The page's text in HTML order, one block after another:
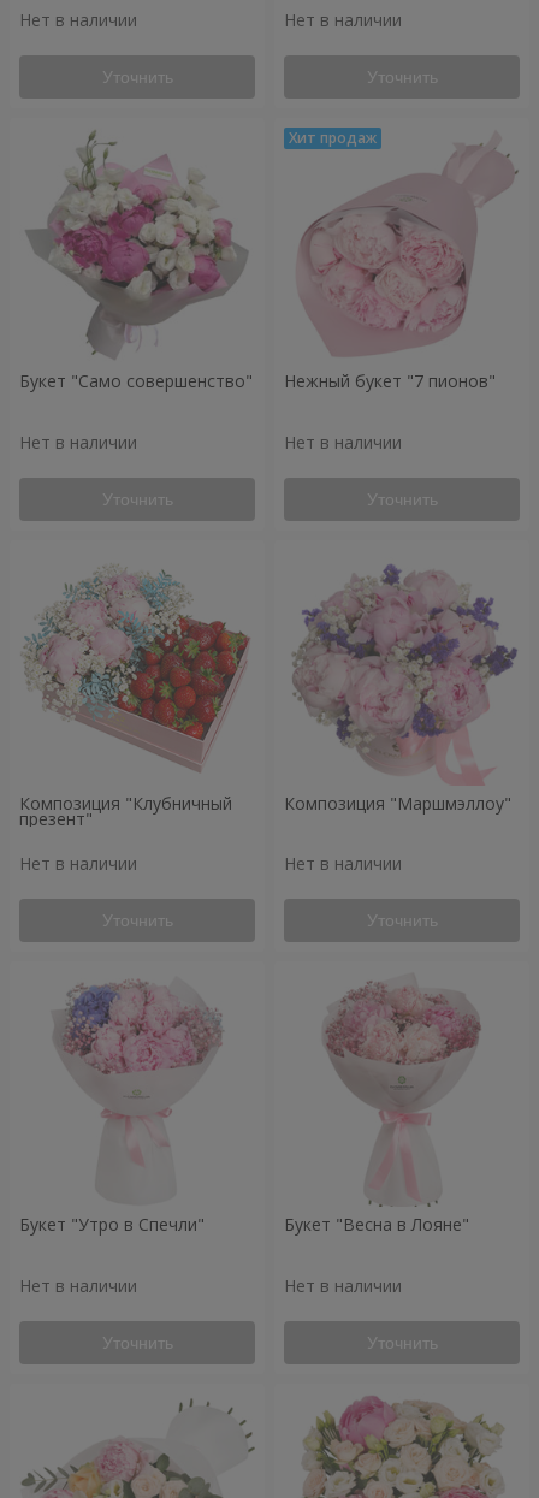
Нет в наличии
Уточнить
Нет в наличии
Уточнить
Букет "Само совершенство"
Нет в наличии
Уточнить
Нежный букет "7 пионов"
Нет в наличии
Уточнить
Композиция "Клубничный
презент"
Нет в наличии
Уточнить
Композиция "Маршмэллоу"
Нет в наличии
Уточнить
Букет "Утро в Спечли"
Нет в наличии
Уточнить
Букет "Весна в Лояне"
Нет в наличии
Уточнить